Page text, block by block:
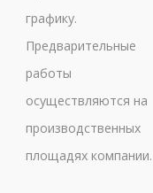
графику.
Предварительные
работы
осуществляются на
производственных
площадях компании.